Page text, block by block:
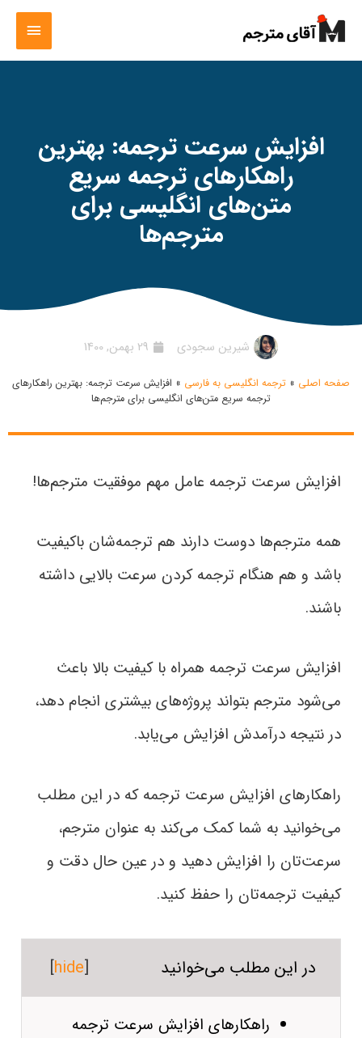
افزایش سرعت ترجمه: بهترین
راهکارهای ترجمه سریع
متن‌های انگلیسی برای
مترجم‌ها
شیرین سجودی 29 بهمن, 1400
صفحه اصلی » ترجمه انگلیسی به فارسی » افزایش سرعت ترجمه: بهترین راهکارهای
ترجمه سریع متن‌های انگلیسی برای مترجم‌ها
افزایش سرعت ترجمه عامل مهم موفقیت مترجم‌ها!
همه مترجم‌ها دوست دارند هم ترجمه‌‌شان باکیفیت
باشد و هم هنگام ترجمه کردن سرعت بالایی داشته
باشند.
افزایش سرعت ترجمه همراه با کیفیت بالا باعث
می‌شود مترجم بتواند پروژه‌های بیشتری انجام دهد،
در نتیجه درآمدش افزایش می‌یابد.
راهکارهای افزایش سرعت ترجمه که در این مطلب
می‌خوانید به شما کمک می‌کند به عنوان مترجم،
سرعت‌تان را افزایش دهید و در عین حال دقت و
کیفیت ترجمه‌تان را حفظ کنید.
در این مطلب می‌خوانید [
hide
]
راهکارهای افزایش سرعت ترجمه